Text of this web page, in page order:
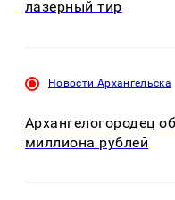
лазерный тир
Новости Архангельска
Архангелогородец
миллиона рублей